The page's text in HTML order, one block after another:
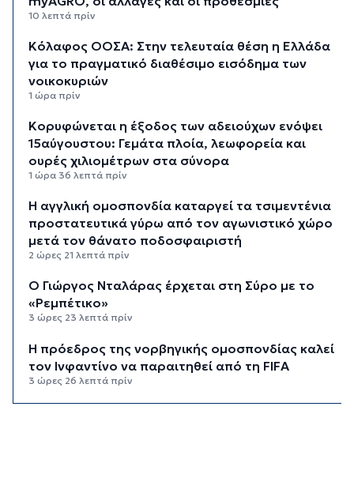
10 λεπτά πρίν
Κόλαφος ΟΟΣΑ: Στην τελευταία θέση η Ελλάδα
για το πραγματικό διαθέσιμο εισόδημα των
νοικοκυριών
1 ώρα πρίν
Κορυφώνεται η έξοδος των αδειούχων ενόψει
15αύγουστου: Γεμάτα πλοία, λεωφορεία και
ουρές χιλιομέτρων στα σύνορα
1 ώρα 36 λεπτά πρίν
Η αγγλική ομοσπονδία καταργεί τα τσιμεντένια
προστατευτικά γύρω από τον αγωνιστικό χώρο
μετά τον θάνατο ποδοσφαιριστή
2 ώρες 21 λεπτά πρίν
Ο Γιώργος Νταλάρας έρχεται στη Σύρο με το
«Ρεμπέτικο»
3 ώρες 23 λεπτά πρίν
Η πρόεδρος της νορβηγικής ομοσπονδίας καλεί
τον Ινφαντίνο να παραιτηθεί από τη FIFA
3 ώρες 26 λεπτά πρίν